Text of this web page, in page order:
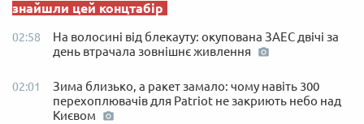
знайшли цей концтабір
02:58
На волосині від блекауту: окупована ЗАЕС двічі за
день втрачала зовнішнє живлення
02:01
Зима близько, а ракет замало: чому навіть 300
перехоплювачів для Patriot не закриють небо над
Києвом